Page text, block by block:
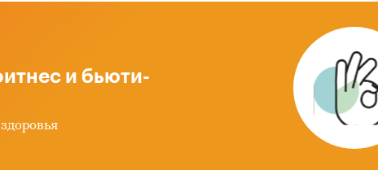
импорта в натуральном и стоимостном
превышает экспорт. Доля импорта в общем
в натуральном выражении почти …%, а в
/
Садовый
и бьюти-